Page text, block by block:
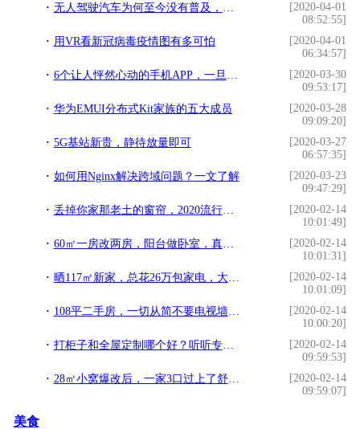
无人驾驶汽车为何至今没有普及，究竟离我们还有多远。
[2020-04-01
08:52:55]
用VR看新冠病毒疫情图有多可怕
[2020-04-01
06:34:57]
6个让人怦然心动的手机APP，一旦打开就放不下了
[2020-03-30
09:53:17]
华为EMUI分布式Kit家族的五大成员
[2020-03-28
09:09:20]
5G基站新贵，静待放量即可
[2020-03-27
06:57:35]
如何用Nginx解决跨域问题？一文了解
[2020-03-23
09:47:29]
丢掉你家那老土的窗帘，2020流行这样
[2020-02-14
10:01:49]
60㎡一房改两房，阳台做卧室，真实用
[2020-02-14
10:01:31]
晒117㎡新家，总花26万包家电，大气优雅超漂亮！分享详细经验
[2020-02-14
10:01:09]
108平二手房，一切从简不要电视墙，找朋友装25万，这价值得吗
[2020-02-14
10:00:20]
打柜子和全屋定制哪个好？听听专家怎么说，避免入大坑
[2020-02-14
09:59:53]
28㎡小窝爆改后，一家3口过上了舒适的生活
[2020-02-14
09:59:07]
美食